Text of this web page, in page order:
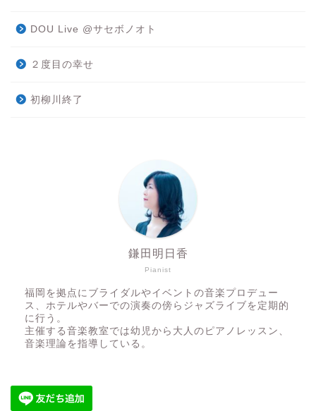
DOU Live @サセボノオト
２度目の幸せ
初柳川終了
Pianist
鎌田明日香
福岡を拠点にブライダルやイベントの音楽プロデュー
ス、ホテルやバーでの演奏の傍らジャズライブを定期的
に行う。
主催する音楽教室では幼児から大人のピアノレッスン、
音楽理論を指導している。